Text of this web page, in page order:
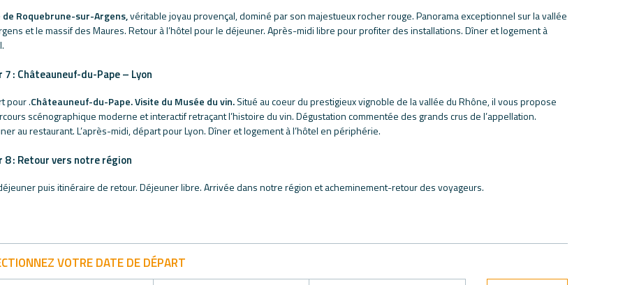
de Roquebrune-sur-Argens,véritable joyau provençal, dominé par son majestueux rocher rouge. Panorama exceptionnel sur la vallée
et le massif des Maures. Retour à l’hôtel pour le déjeuner. Après-midi libre pour profiter des installations. Dîner et logement à
7 : Châteauneuf-du-Pape – Lyon
pour .Châteauneuf-du-Pape.Visite du Musée du vin.Situé au coeur du prestigieux vignoble de la vallée du Rhône, il vous propose
scénographique moderne et interactif retraçant l’histoire du vin. Dégustation commentée des grands crus de l’appellation.
au restaurant. L’après-midi, départ pour Lyon. Dîner et logement à l’hôtel en périphérie.
8 : Retour vers notre région
puis itinéraire de retour. Déjeuner libre. Arrivée dans notre région et acheminement-retour des voyageurs.
VOTRE DATE DE DÉPART